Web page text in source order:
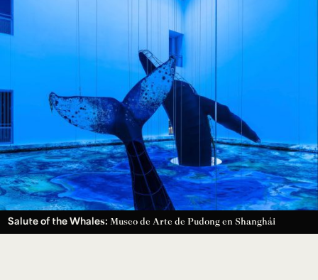
Salute of the Whales: Museo de Arte de Pudong en Shanghái